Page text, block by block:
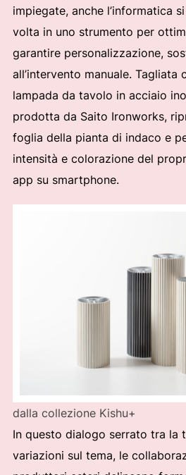
impiegate, anche l’informatica
volta in uno strumento per
garantire personalizzazione,
all’intervento manuale. Tagliata
lampada da tavolo in acciaio
prodotta da Saito Ironworks,
foglia della pianta di indaco e
intensità e colorazione del
app su smartphone.
dalla collezione Kishu+
In questo dialogo serrato tra la
variazioni sul tema, le